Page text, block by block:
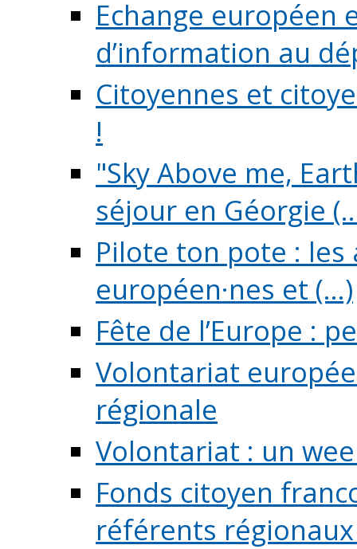
Echange européen
d’information au
Citoyennes et
!
"Sky Above me,
séjour en Géorgie
Pilote ton pote :
européen·nes et (...)
Fête de l’Europe :
Volontariat
régionale
Volontariat : un
Fonds citoyen
référents régionaux